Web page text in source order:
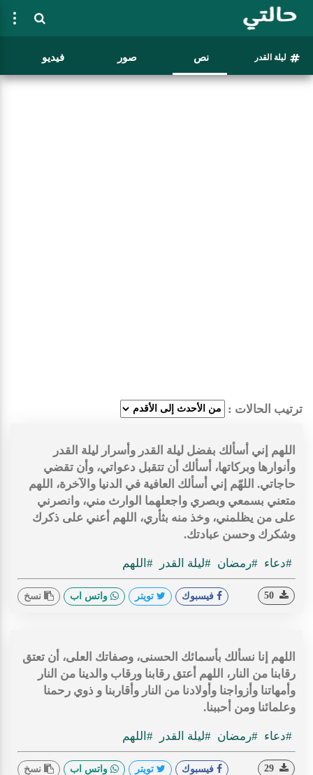
ليلة القدر نص صور فيديو
ترتيب الحالات :
اللهم إني أسألك بفضل ليلة القدر وأسرار ليلة القدر
وأنوارها وبركاتها، أسألك أن تتقبل دعواتي، وأن تقضي
حاجاتي. اللهّم إني أسألك العافية في الدنيا والآخرة، اللهم
متعني بسمعي وبصري واجعلهما الوارث مني، وانصرني
على من يظلمني، وخذ منه بثأري، اللهم أعني على ذكرك
وشكرك وحسن عبادتك.
#دعاء #رمضان #ليلة القدر #اللهم
فيسبوك تويتر واتس اب نسخ
اللهم إنا نسألك بأسمائك الحسنى، وصفاتك العلى، أن تعتق
رقابنا من النار، اللهم أعتق رقابنا ورقاب والدينا من النار
وأمهاتنا وأزواجنا وأولادنا من النار وأقاربنا و ذوي رحمنا
وعلمائنا ومن أحببنا.
#دعاء #رمضان #ليلة القدر #اللهم
فيسبوك تويتر واتس اب نسخ